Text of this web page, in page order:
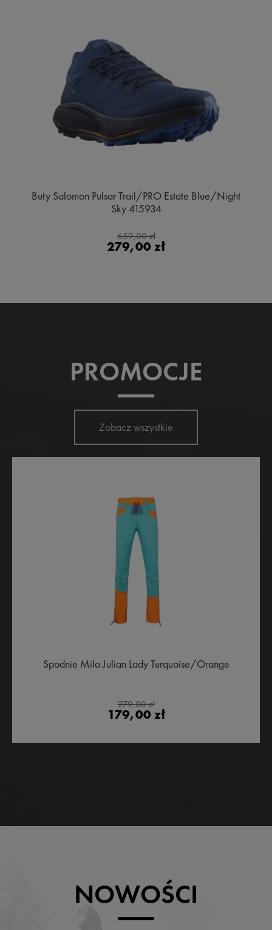
Buty Salomon Pulsar Trail/PRO Estate Blue/Night
Sky 415934
659,00 zł
279,00 zł
PROMOCJE
Zobacz wszystkie
Spodnie Milo Julian Lady Turquoise/Orange
279,00 zł
179,00 zł
NOWOŚCI